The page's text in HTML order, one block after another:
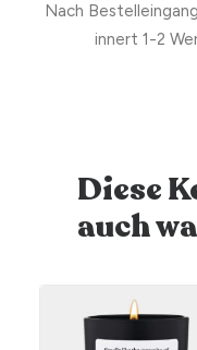
Nach
innert 1-2
Diese
auch